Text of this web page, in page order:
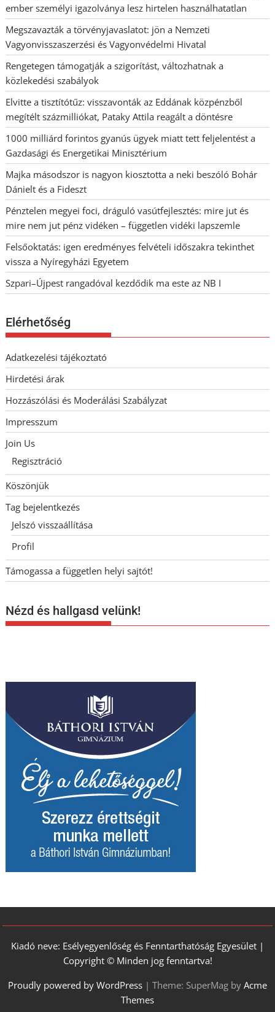
ember személyi igazolványa lesz hirtelen használhatatlan
Megszavazták a törvényjavaslatot: jön a Nemzeti
Vagyonvisszaszerzési és Vagyonvédelmi Hivatal
Rengetegen támogatják a szigorítást, változhatnak a
közlekedési szabályok
Elvitte a tisztítótűz: visszavonták az Eddának közpénzből
megítélt százmilliókat, Pataky Attila reagált a döntésre
1000 milliárd forintos gyanús ügyek miatt tett feljelentést a
Gazdasági és Energetikai Minisztérium
Majka másodszor is nagyon kiosztotta a neki beszóló Bohár
Dánielt és a Fideszt
Pénztelen megyei foci, dráguló vasútfejlesztés: mire jut és
mire nem jut pénz vidéken – független vidéki lapszemle
Felsőoktatás: igen eredményes felvételi időszakra tekinthet
vissza a Nyíregyházi Egyetem
Szpari–Újpest rangadóval kezdődik ma este az NB I
Elérhetőség
Adatkezelési tájékoztató
Hirdetési árak
Hozzászólási és Moderálási Szabályzat
Impresszum
Join Us
Regisztráció
Köszönjük
Tag bejelentkezés
Jelszó visszaállítása
Profil
Támogassa a független helyi sajtót!
Nézd és hallgasd velünk!
Kiadó neve: Esélyegyenlőség és Fenntarthatóság Egyesület |
Copyright © Minden jog fenntartva!
Proudly powered by WordPress | Theme: SuperMag by Acme
Themes